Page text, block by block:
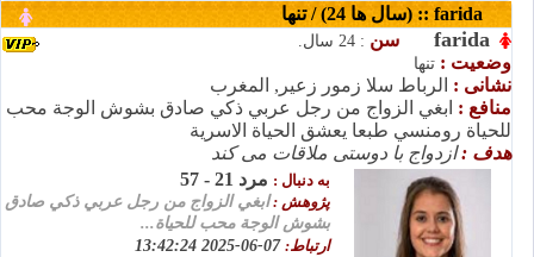
farida :: (سال ها 24) / تنها
farida سن : 24 سال.
وضعیت : تنها
نشانی : الرباط سلا زمور زعير, المغرب
منافع : ابغي الزواج من رجل عربي ذكي صادق بشوش الوجة محب
للحياة رومنسي طبعا يعشق الحياة الاسرية
هدف :ازدواج با دوستی ملاقات می کند
به دنبال : مرد 21 - 57
پژوهش :ابغي الزواج من رجل عربي ذكي صادق
بشوش الوجة محب للحياة...
ارتباط: 07-06-2025 13:42:24